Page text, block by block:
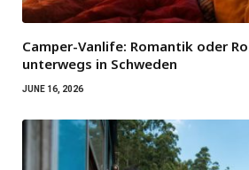
Camper-Vanlife: Romantik oder
unterwegs in Schweden
JUNE 16, 2026